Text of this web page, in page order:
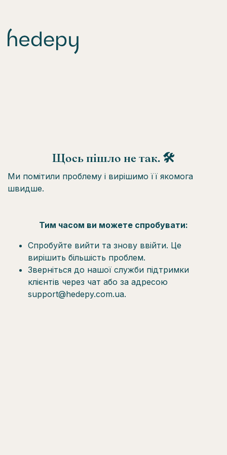
Щось пішло не так. 🛠
Ми помітили проблему і вирішимо її якомога
швидше.
Тим часом ви можете спробувати:
Спробуйте вийти та знову ввійти. Це
вирішить більшість проблем.
Зверніться до нашої служби підтримки
клієнтів через чат або за адресою
support@hedepy.com.ua.